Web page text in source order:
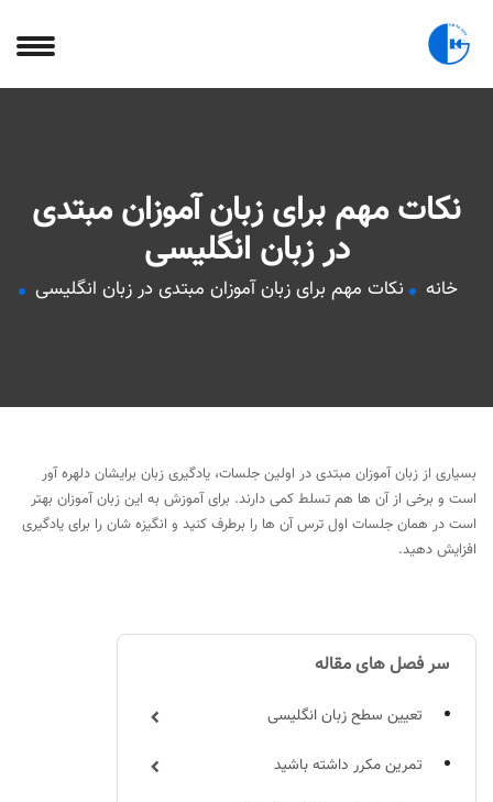
نکات مهم برای زبان آموزان مبتدی
در زبان انگلیسی
خانه نکات مهم برای زبان آموزان مبتدی در زبان انگلیسی
بسیاری از زبان آموزان مبتدی در اولین جلسات، یادگیری زبان برایشان دلهره آور
است و برخی از آن ها هم تسلط کمی دارند. برای آموزش به این زبان آموزان بهتر
است در همان جلسات اول ترس آن ها را برطرف کنید و انگیزه شان را برای یادگیری
افزایش دهید.
سر فصل های مقاله
تعیین سطح زبان انگلیسی
تمرین مکرر داشته باشید